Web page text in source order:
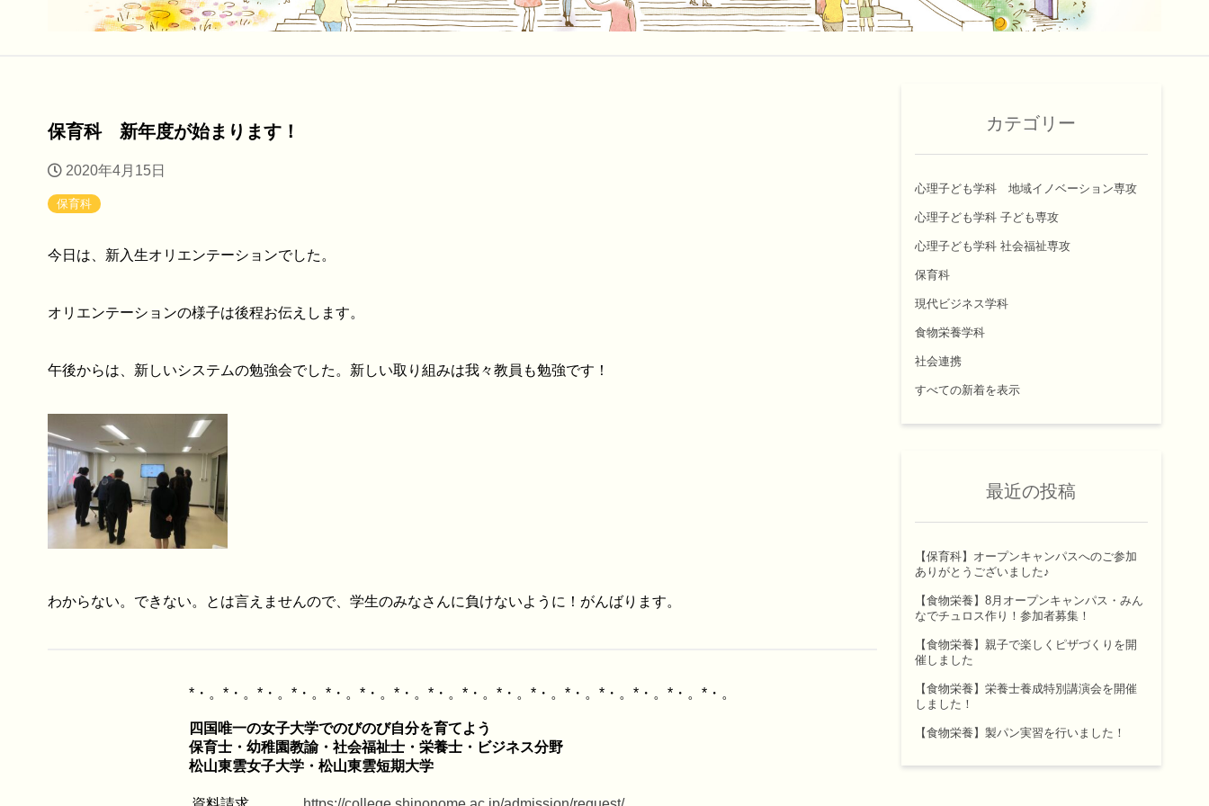
保育科 新年度が始まります！
2020年4月15日
保育科
今日は、新入生オリエンテーションでした。
オリエンテーションの様子は後程お伝えします。
午後からは、新しいシステムの勉強会でした。新しい取り組みは我々教員も勉強です！
わからない。できない。とは言えませんので、学生のみなさんに負けないように！がんばります。
四国唯一の女子大学でのびのび自分を育てよう
保育士・幼稚園教諭・社会福祉士・栄養士・ビジネス分野
松山東雲女子大学・松山東雲短期大学
カテゴリー
心理子ども学科 地域イノベーション専攻
心理子ども学科 子ども専攻
心理子ども学科 社会福祉専攻
保育科
現代ビジネス学科
食物栄養学科
社会連携
すべての新着を表示
最近の投稿
【保育科】オープンキャンパスへのご参加
ありがとうございました♪
【食物栄養】8月オープンキャンパス・みん
なでチュロス作り！参加者募集！
【食物栄養】親子で楽しくピザづくりを開
催しました
【食物栄養】栄養士養成特別講演会を開催
しました！
【食物栄養】製パン実習を行いました！